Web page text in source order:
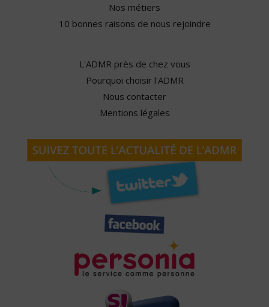
Nos métiers
10 bonnes raisons de nous rejoindre
L'ADMR près de chez vous
Pourquoi choisir l'ADMR
Nous contacter
Mentions légales